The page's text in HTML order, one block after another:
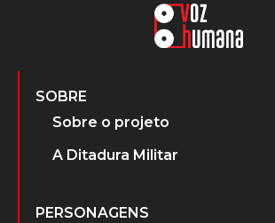
SOBRE
Sobre o projeto
A Ditadura Militar
PERSONAGENS